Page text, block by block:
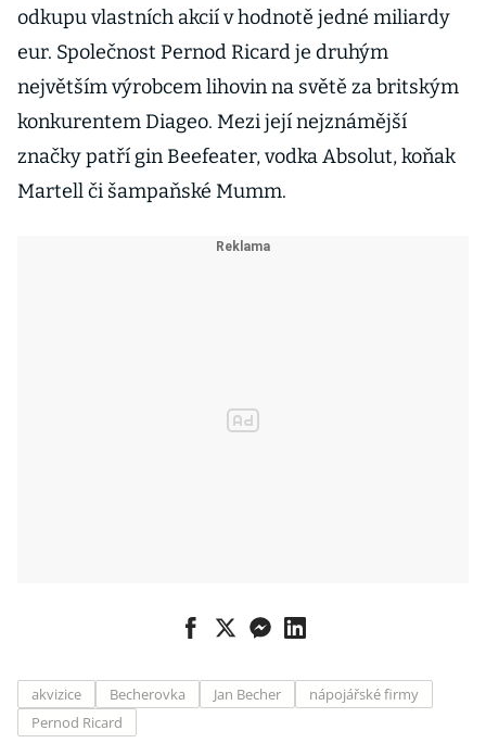
odkupu vlastních akcií v hodnotě jedné miliardy
eur. Společnost Pernod Ricard je druhým
největším výrobcem lihovin na světě za britským
konkurentem Diageo. Mezi její nejznámější
značky patří gin Beefeater, vodka Absolut, koňak
Martell či šampaňské Mumm.
akvizice Becherovka Jan Becher
nápojářské firmy
Pernod Ricard